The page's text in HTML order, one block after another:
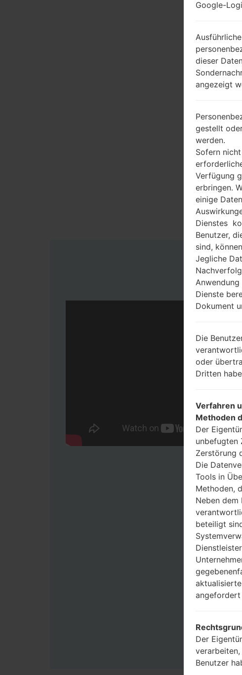
Google-
dieser
angezeigt
gestellt
werden.
Sofern
Verfügung
erbringen.
einige
Dienstes
Benutzer,
sind,
Jegliche
Dienste
Dokument
Die
oder
Dritten
Verfahren
Methoden
Der
unbefugten
Zerstörung
Die
Tools in
Methoden,
Neben dem
beteiligt
Der
Benutzer